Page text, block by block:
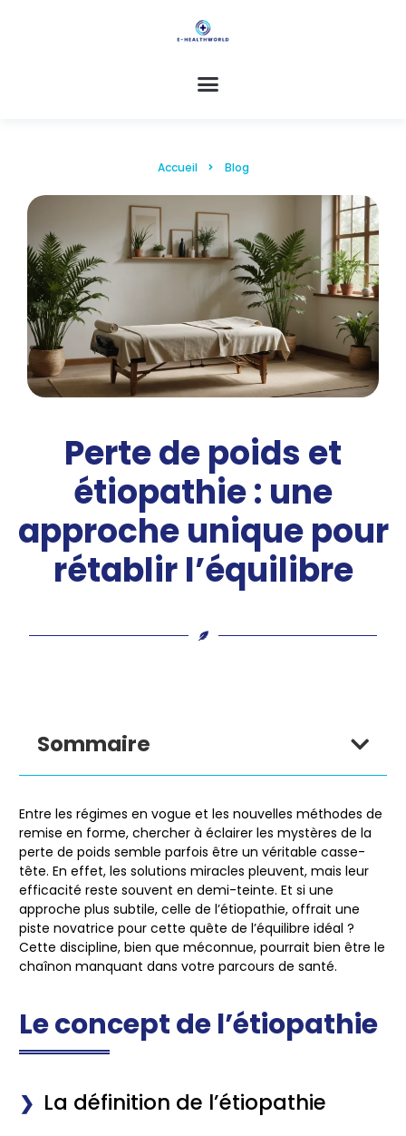
Accueil Blog
Perte de poids et
étiopathie : une
approche unique pour
rétablir l’équilibre
Sommaire
Entre les régimes en vogue et les nouvelles méthodes de
remise en forme, chercher à éclairer les mystères de la
perte de poids semble parfois être un véritable casse-
tête. En effet, les solutions miracles pleuvent, mais leur
efficacité reste souvent en demi-teinte. Et si une
approche plus subtile, celle de l’étiopathie, offrait une
piste novatrice pour cette quête de l’équilibre idéal ?
Cette discipline, bien que méconnue, pourrait bien être le
chaînon manquant dans votre parcours de santé.
Le concept de l’étiopathie
La définition de l’étiopathie